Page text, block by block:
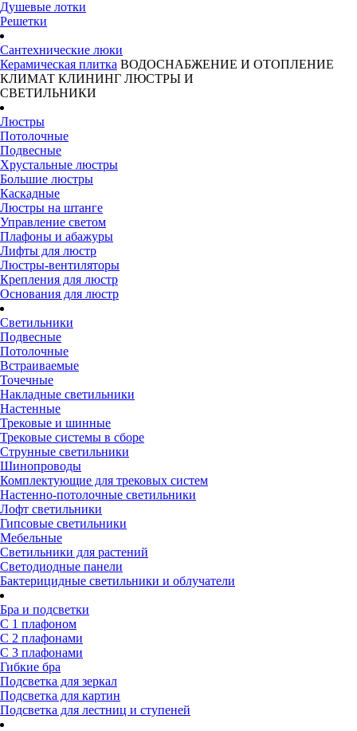
Душевые лотки
Решетки
Сантехнические люки
Керамическая плитка ВОДОСНАБЖЕНИЕ И ОТОПЛЕНИЕ
КЛИМАТ КЛИНИНГ ЛЮСТРЫ И
СВЕТИЛЬНИКИ
Люстры
Потолочные
Подвесные
Хрустальные люстры
Большие люстры
Каскадные
Люстры на штанге
Управление светом
Плафоны и абажуры
Лифты для люстр
Люстры-вентиляторы
Крепления для люстр
Основания для люстр
Светильники
Подвесные
Потолочные
Встраиваемые
Точечные
Накладные светильники
Настенные
Трековые и шинные
Трековые системы в сборе
Струнные светильники
Шинопроводы
Комплектующие для трековых систем
Настенно-потолочные светильники
Лофт светильники
Гипсовые светильники
Мебельные
Светильники для растений
Светодиодные панели
Бактерицидные светильники и облучатели
Бра и подсветки
С 1 плафоном
С 2 плафонами
С 3 плафонами
Гибкие бра
Подсветка для зеркал
Подсветка для картин
Подсветка для лестниц и ступеней